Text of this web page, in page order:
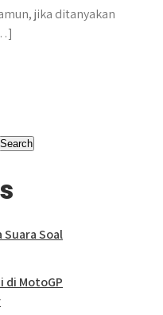
jika ditanyakan
Search
Suara Soal
di MotoGP